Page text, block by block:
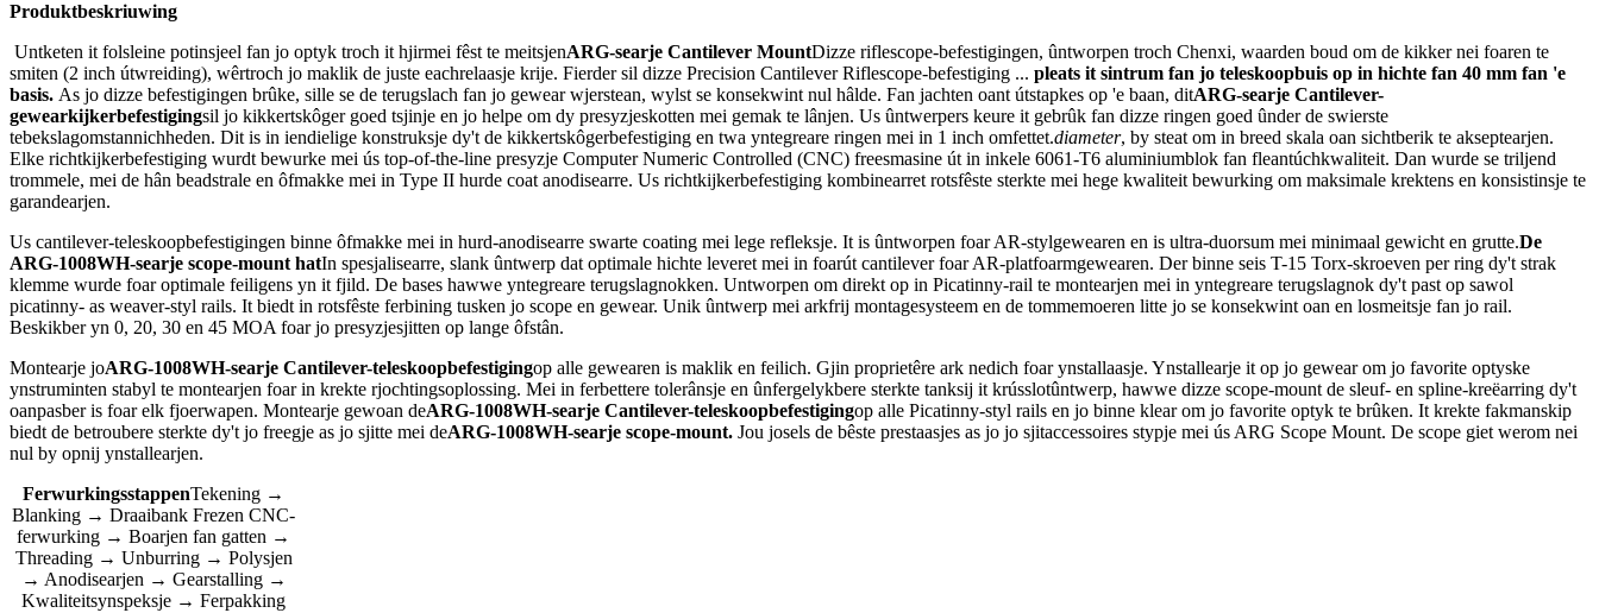
Produktbeskriuwing
Untketen it folsleine potinsjeel fan jo optyk troch it hjirmei fêst te meitsjenARG-searje Cantilever MountDizze riflescope-befestigingen, ûntworpen troch Chenxi, waarden boud om de kikker nei foaren te
smiten (2 inch útwreiding), wêrtroch jo maklik de juste eachrelaasje krije. Fierder sil dizze Precision Cantilever Riflescope-befestiging ... pleats it sintrum fan jo teleskoopbuis op in hichte fan 40 mm fan 'e
basis. As jo ​​dizze befestigingen brûke, sille se de terugslach fan jo gewear wjerstean, wylst se konsekwint nul hâlde. Fan jachten oant útstapkes op 'e baan, ditARG-searje Cantilever-
gewearkijkerbefestigingsil jo kikkertskôger goed tsjinje en jo helpe om dy presyzjeskotten mei gemak te lânjen. Us ûntwerpers keure it gebrûk fan dizze ringen goed ûnder de swierste
tebekslagomstannichheden. Dit is in iendielige konstruksje dy't de kikkertskôgerbefestiging en twa yntegreare ringen mei in 1 inch omfettet.diameter, by steat om in breed skala oan sichtberik te akseptearjen.
Elke richtkijkerbefestiging wurdt bewurke mei ús top-of-the-line presyzje Computer Numeric Controlled (CNC) freesmasine út in inkele 6061-T6 aluminiumblok fan fleantúchkwaliteit. Dan wurde se triljend
trommele, mei de hân beadstrale en ôfmakke mei in Type II hurde coat anodisearre. Us richtkijkerbefestiging kombinearret rotsfêste sterkte mei hege kwaliteit bewurking om maksimale krektens en konsistinsje te
garandearjen.
Us cantilever-teleskoopbefestigingen binne ôfmakke mei in hurd-anodisearre swarte coating mei lege refleksje. It is ûntworpen foar AR-stylgewearen en is ultra-duorsum mei minimaal gewicht en grutte.De
ARG-1008WH-searje scope-mount hatIn spesjalisearre, slank ûntwerp dat optimale hichte leveret mei in foarút cantilever foar AR-platfoarmgewearen. Der binne seis T-15 Torx-skroeven per ring dy't strak
klemme wurde foar optimale feiligens yn it fjild. De bases hawwe yntegreare terugslagnokken. Untworpen om direkt op in Picatinny-rail te montearjen mei in yntegreare terugslagnok dy't past op sawol
picatinny- as weaver-styl rails. It biedt in rotsfêste ferbining tusken jo scope en gewear. Unik ûntwerp mei arkfrij montagesysteem en de tommemoeren litte jo se konsekwint oan en losmeitsje fan jo rail.
Beskikber yn 0, 20, 30 en 45 MOA foar jo presyzjesjitten op lange ôfstân.
Montearje joARG-1008WH-searje Cantilever-teleskoopbefestigingop alle gewearen is maklik en feilich. Gjin proprietêre ark nedich foar ynstallaasje. Ynstallearje it op jo gewear om jo favorite optyske
ynstruminten stabyl te montearjen foar in krekte rjochtingsoplossing. Mei in ferbettere tolerânsje en ûnfergelykbere sterkte tanksij it krússlotûntwerp, hawwe dizze scope-mount de sleuf- en spline-kreëarring dy't
oanpasber is foar elk fjoerwapen. Montearje gewoan deARG-1008WH-searje Cantilever-teleskoopbefestigingop alle Picatinny-styl rails en jo binne klear om jo favorite optyk te brûken. It krekte fakmanskip
biedt de betroubere sterkte dy't jo freegje as jo sjitte mei deARG-1008WH-searje scope-mount. Jou josels de bêste prestaasjes as jo jo sjitaccessoires stypje mei ús ARG Scope Mount. De scope giet werom nei
nul by opnij ynstallearjen.
FerwurkingsstappenTekening →
Blanking → Draaibank Frezen CNC-
ferwurking → Boarjen fan gatten →
Threading → Unburring → Polysjen
→ Anodisearjen → Gearstalling →
Kwaliteitsynspeksje → Ferpakking